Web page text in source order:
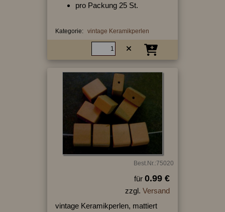
pro Packung 25 St.
Kategorie: vintage Keramikperlen
Best.Nr.:75020
für 0.99 €
zzgl. Versand
vintage Keramikperlen, mattiert